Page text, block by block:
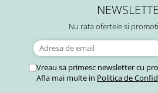
Nu rata ofertele si
Vreau sa primesc newsletter cu
Afla mai multe in Politica de